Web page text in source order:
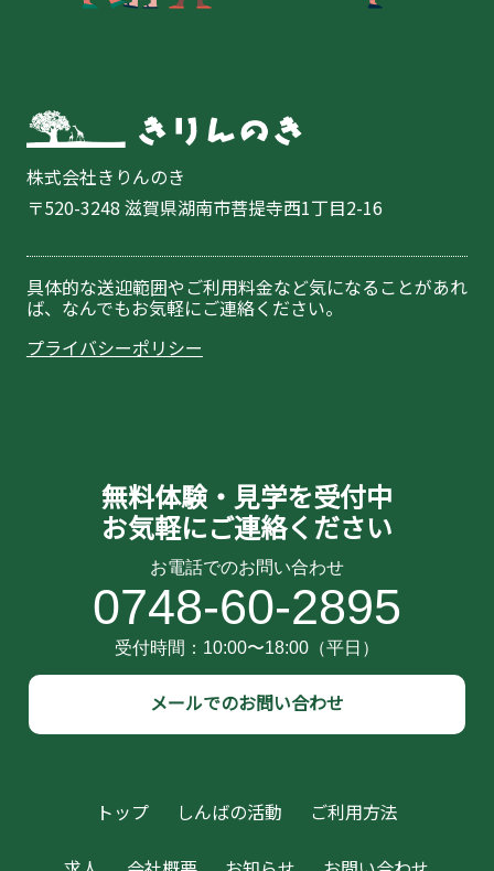
株式会社きりんのき
〒520-3248 滋賀県湖南市菩提寺西1丁目2-16
具体的な送迎範囲やご利用料金など気になることがあれ
ば、なんでもお気軽にご連絡ください。
プライバシーポリシー
無料体験・見学を受付中
お気軽にご連絡ください
0748-60-2895
メールでのお問い合わせ
トップ しんばの活動 ご利用方法